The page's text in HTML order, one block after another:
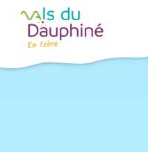
Panneau de gestion des cookies